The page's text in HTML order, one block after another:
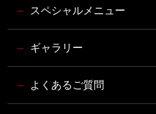
ー スペシャルメニュー
ー ギャラリー
ー よくあるご質問